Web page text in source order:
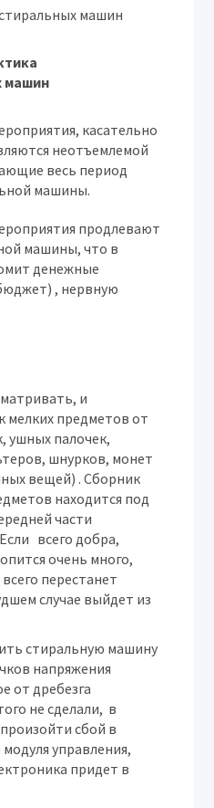
машин
касательно
неотъемлемой
весь период
машины.
продлевают
машины, что в
денежные
, нервную
и
мелких предметов от
ушных палочек,
шнурков, монет
вещей) . Сборник
находится под
части
всего добра,
очень много,
перестанет
случае выйдет из
стиральную машину
напряжения
от дребезга
не сделали, в
сбой в
управления,
придет в